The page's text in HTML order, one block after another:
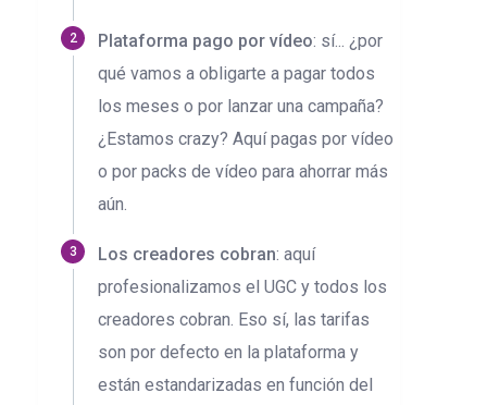
Plataforma pago por vídeo: sí... ¿por
qué vamos a obligarte a pagar todos
los meses o por lanzar una campaña?
¿Estamos crazy? Aquí pagas por vídeo
o por packs de vídeo para ahorrar más
aún.
Los creadores cobran: aquí
profesionalizamos el UGC y todos los
creadores cobran. Eso sí, las tarifas
son por defecto en la plataforma y
están estandarizadas en función del